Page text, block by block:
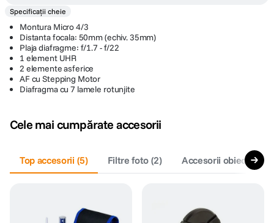
Specificații cheie
Montura Micro 4/3
Distanta focala: 50mm (echiv. 35mm)
Plaja diafragme: f/1.7 - f/22
1 element UHR
2 elemente asferice
AF cu Stepping Motor
Diafragma cu 7 lamele rotunjite
Cele mai cumpărate accesorii
Top accesorii (5) Filtre foto (2) Accesorii obiective